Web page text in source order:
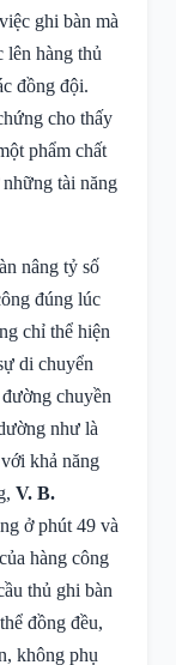
ghi bàn mà
lên hàng thủ
đồng đội.
cho thấy
phẩm chất
tài năng
nâng tỷ số
đúng lúc
chỉ thể hiện
di chuyển
chuyền
như là
khả năng
V. B.
ở phút 49 và
hàng công
thủ ghi bàn
đồng đều,
không phụ